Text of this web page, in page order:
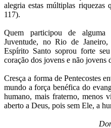
alegria estas múltiplas
117).
Quem participou de
Juventude, no Rio de
Espírito Santo soprou forte
coração dos jovens e não jovens
Cresça a forma de Pentecostes
mundo a força benéfica do
humano, mais fraterno, menos
aberto a Deus, pois sem Ele, a